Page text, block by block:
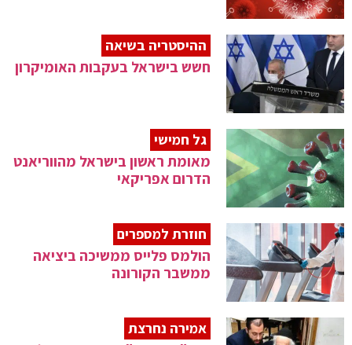
ההיסטריה בשיאה
חשש בישראל בעקבות האומיקרון
גל חמישי
מאומת ראשון בישראל מהווריאנט
הדרום אפריקאי
חוזרת למספרים
הולמס פלייס ממשיכה ביציאה
ממשבר הקורונה
אמירה נחרצת